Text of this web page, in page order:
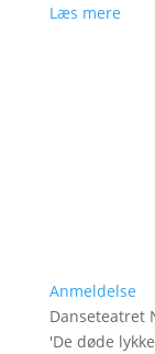
Læs mere
Anmeldelse
Danseteatret
'De døde